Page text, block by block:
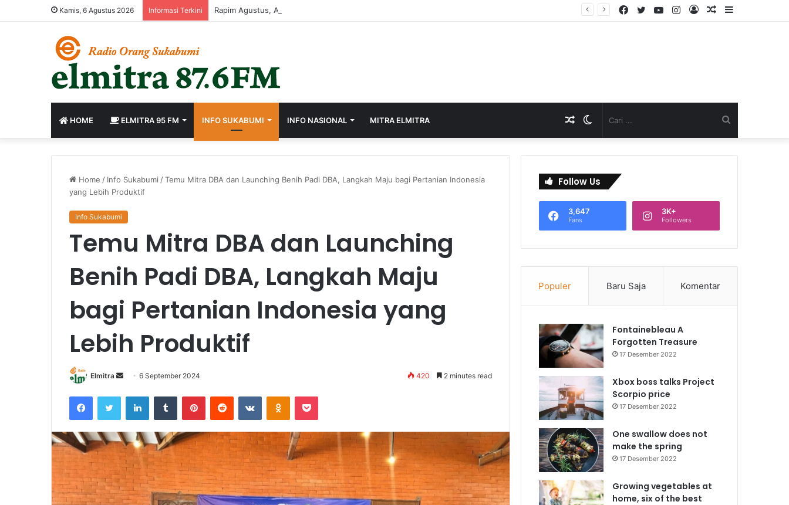
Kamis, 6 Agustus 2026 Informasi Terkini Rapim Agustus, Ayep Zaki Minta Seluruh Perangkat Daerah Percepat Peningkatan PAD Sidebar
Artikel
Log
Instagram
YouTube
Twitter
Facebook
HOME ELMITRA 95 FM INFO SUKABUMI INFO NASIONAL MITRA ELMITRA
...
Switch
skin
Artikel
Acak
Home / Info Sukabumi /Temu Mitra DBA dan Launching Benih Padi DBA, Langkah Maju bagi Pertanian Indonesia
yang Lebih Produktif
Info Sukabumi
Temu Mitra DBA dan Launching
Benih Padi DBA, Langkah Maju
bagi Pertanian Indonesia yang
Lebih Produktif
Elmitra
Send
email
6 September 2024 420 2 minutes read
FacebookTwitter LinkedInTumblr PinterestReddit VKontakteOdnoklassniki
Pocket
Follow Us
3,647
Fans
3K+
Followers
Populer Baru Saja Komentar
Fontainebleau A
Forgotten Treasure
17 Desember 2022
Xbox boss talks Project
Scorpio price
17 Desember 2022
One swallow does not
make the spring
17 Desember 2022
Growing vegetables at
home, six of the best